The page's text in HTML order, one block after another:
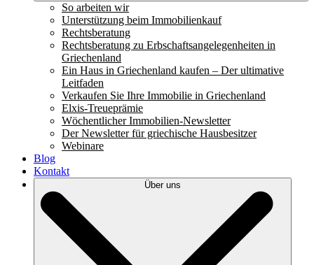
So arbeiten wir
Unterstützung beim Immobilienkauf
Rechtsberatung
Rechtsberatung zu Erbschaftsangelegenheiten in
Griechenland
Ein Haus in Griechenland kaufen – Der ultimative
Leitfaden
Verkaufen Sie Ihre Immobilie in Griechenland
Elxis-Treueprämie
Wöchentlicher Immobilien-Newsletter
Der Newsletter für griechische Hausbesitzer
Webinare
Blog
Kontakt
Über uns